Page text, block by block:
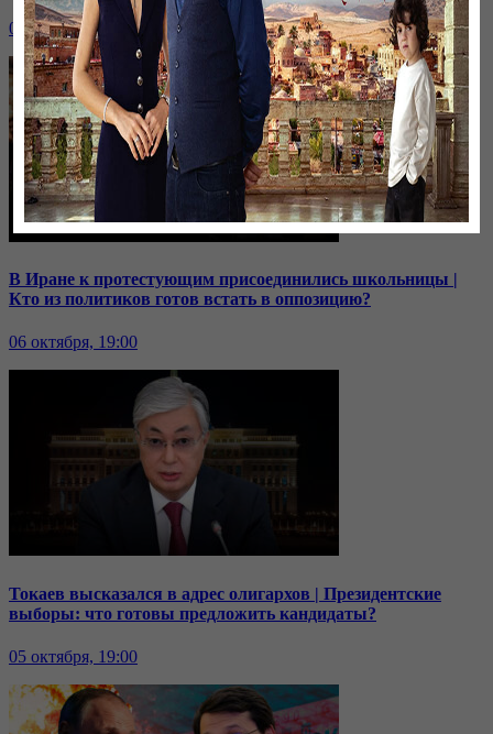
07 октября, 19:00
В Иране к протестующим присоединились школьницы |
Кто из политиков готов встать в оппозицию?
06 октября, 19:00
Токаев высказался в адрес олигархов | Президентские
выборы: что готовы предложить кандидаты?
05 октября, 19:00